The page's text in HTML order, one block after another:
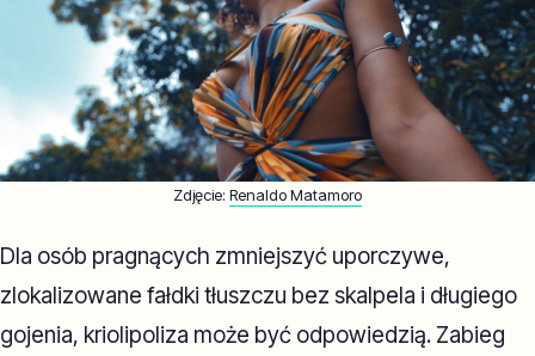
Zdjęcie: Renaldo Matamoro
Dla osób pragnących zmniejszyć uporczywe,
zlokalizowane fałdki tłuszczu bez skalpela i długiego
gojenia, kriolipoliza może być odpowiedzią. Zabieg